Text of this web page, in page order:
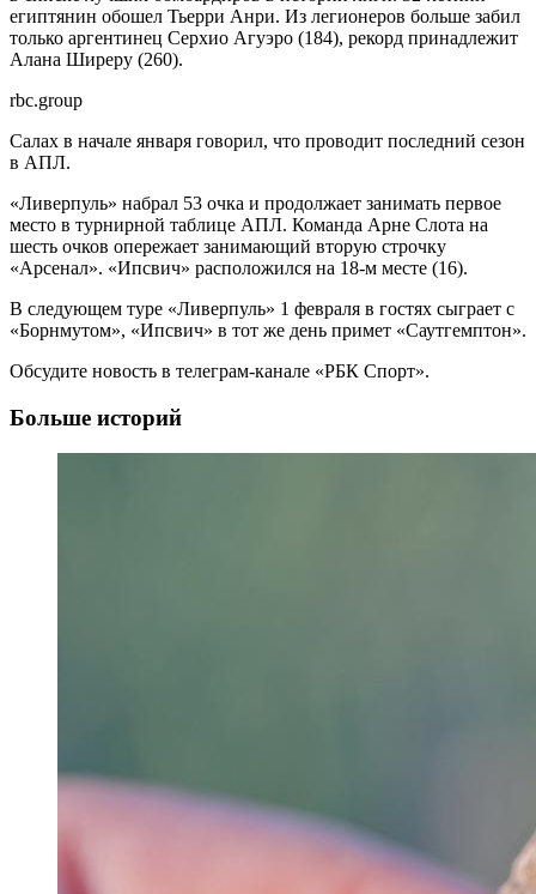
египтянин обошел Тьерри Анри. Из легионеров больше забил
только аргентинец Серхио Агуэро (184), рекорд принадлежит
Алана Ширеру (260).
rbc.group
Салах в начале января говорил, что проводит последний сезон
в АПЛ.
«Ливерпуль» набрал 53 очка и продолжает занимать первое
место в турнирной таблице АПЛ. Команда Арне Слота на
шесть очков опережает занимающий вторую строчку
«Арсенал». «Ипсвич» расположился на 18-м месте (16).
В следующем туре «Ливерпуль» 1 февраля в гостях сыграет с
«Борнмутом», «Ипсвич» в тот же день примет «Саутгемптон».
Обсудите новость в телеграм-канале «РБК Спорт».
Больше историй